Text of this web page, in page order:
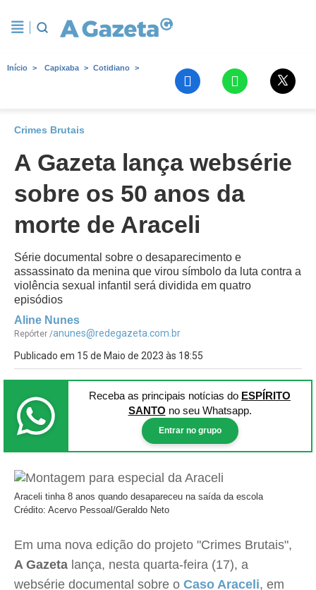
Início Capixaba Cotidiano
Crimes Brutais
A Gazeta lança websérie
sobre os 50 anos da
morte de Araceli
Série documental sobre o desaparecimento e
assassinato da menina que virou símbolo da luta contra a
violência sexual infantil será dividida em quatro
episódios
Aline Nunes
Repórter /anunes@redegazeta.com.br
Publicado em 15 de Maio de 2023 às 18:55
Receba as principais notícias do ESPÍRITO
SANTO no seu Whatsapp.
Entrar no grupo
Araceli tinha 8 anos quando desapareceu na saída da escola
Crédito: Acervo Pessoal/Geraldo Neto
Em uma nova edição do projeto "Crimes Brutais",
A Gazeta lança, nesta quarta-feira (17), a
websérie documental sobre o Caso Araceli, em